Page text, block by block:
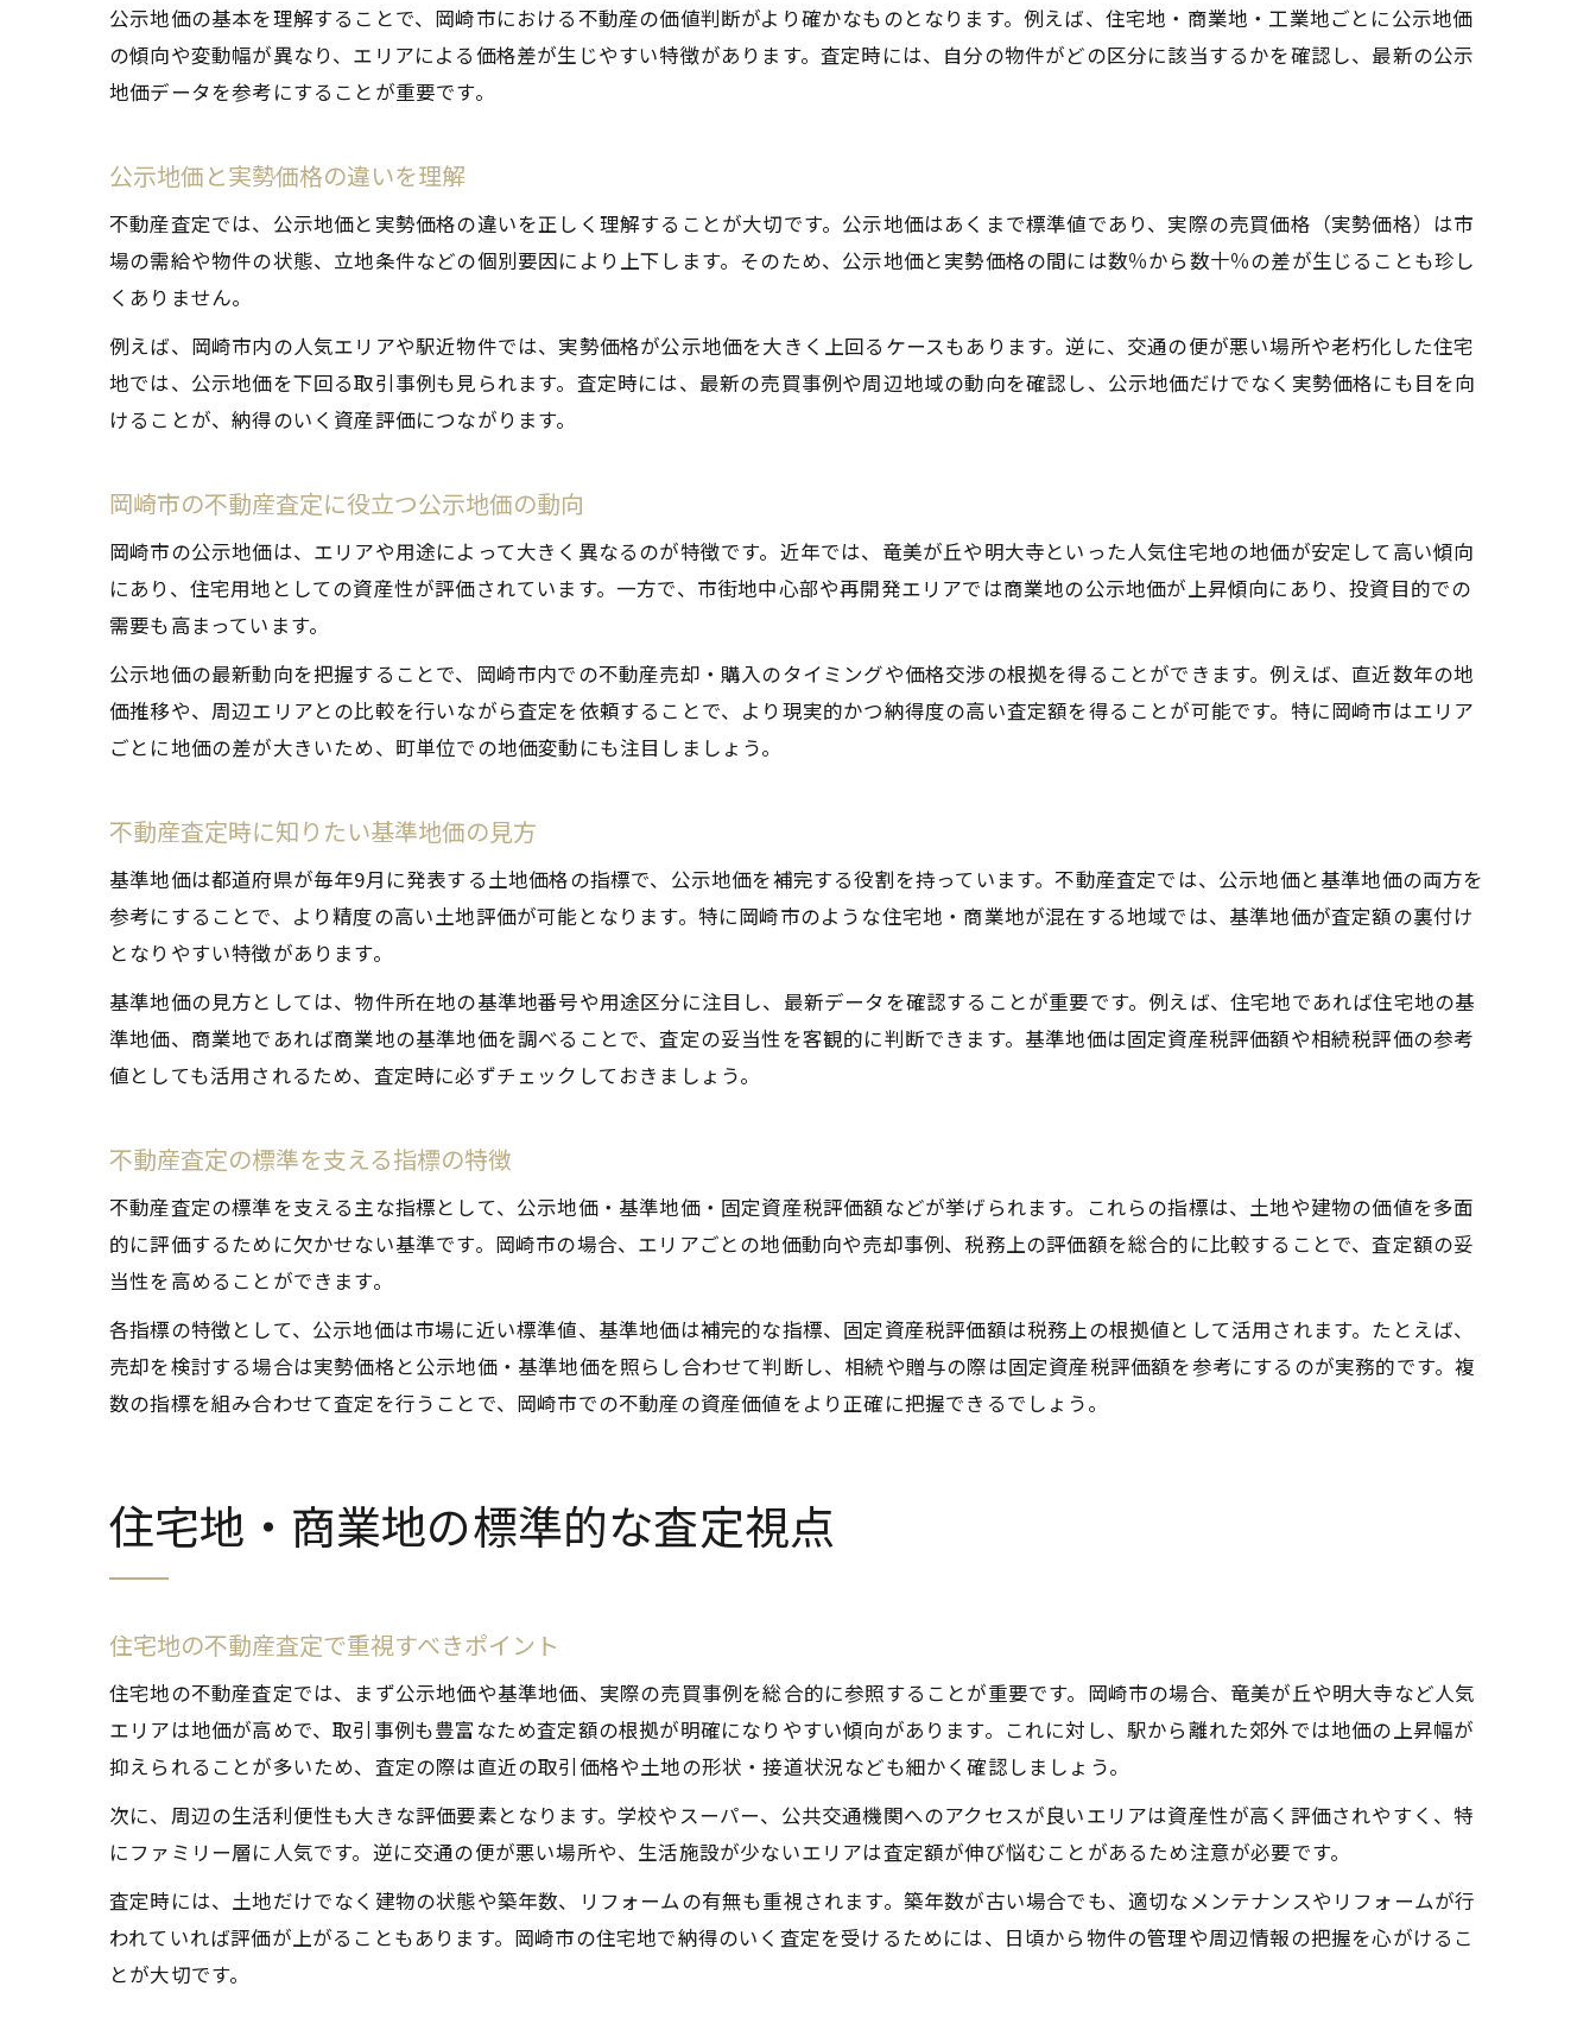
不動産査定で将来の資産価値を判断
実勢相場を参考にした不動産査定の流れ
不動産査定に欠かせない相場情報の集め方
査定時に評価される住宅の特徴を知る
不動産査定で好印象となるポイント解説
不動産査定で見落としがちな資産価値要素
岡崎市における不動産査定の最新傾向
岡崎市で注目される不動産査定の動向
実勢相場から読み解く岡崎市の査定傾向
岡崎市の不動産査定で重視される要因
公示地価の基本を理解することで、岡崎市における不動産の価値判断がより確かなものとなります。例えば、住宅地・商業地・工業地ごとに公示地価
の傾向や変動幅が異なり、エリアによる価格差が生じやすい特徴があります。査定時には、自分の物件がどの区分に該当するかを確認し、最新の公示
地価データを参考にすることが重要です。
公示地価と実勢価格の違いを理解
不動産査定では、公示地価と実勢価格の違いを正しく理解することが大切です。公示地価はあくまで標準値であり、実際の売買価格（実勢価格）は市
場の需給や物件の状態、立地条件などの個別要因により上下します。そのため、公示地価と実勢価格の間には数％から数十％の差が生じることも珍し
くありません。
例えば、岡崎市内の人気エリアや駅近物件では、実勢価格が公示地価を大きく上回るケースもあります。逆に、交通の便が悪い場所や老朽化した住宅
地では、公示地価を下回る取引事例も見られます。査定時には、最新の売買事例や周辺地域の動向を確認し、公示地価だけでなく実勢価格にも目を向
けることが、納得のいく資産評価につながります。
岡崎市の不動産査定に役立つ公示地価の動向
岡崎市の公示地価は、エリアや用途によって大きく異なるのが特徴です。近年では、竜美が丘や明大寺といった人気住宅地の地価が安定して高い傾向
にあり、住宅用地としての資産性が評価されています。一方で、市街地中心部や再開発エリアでは商業地の公示地価が上昇傾向にあり、投資目的での
需要も高まっています。
公示地価の最新動向を把握することで、岡崎市内での不動産売却・購入のタイミングや価格交渉の根拠を得ることができます。例えば、直近数年の地
価推移や、周辺エリアとの比較を行いながら査定を依頼することで、より現実的かつ納得度の高い査定額を得ることが可能です。特に岡崎市はエリア
ごとに地価の差が大きいため、町単位での地価変動にも注目しましょう。
不動産査定時に知りたい基準地価の見方
基準地価は都道府県が毎年9月に発表する土地価格の指標で、公示地価を補完する役割を持っています。不動産査定では、公示地価と基準地価の両方を
参考にすることで、より精度の高い土地評価が可能となります。特に岡崎市のような住宅地・商業地が混在する地域では、基準地価が査定額の裏付け
となりやすい特徴があります。
基準地価の見方としては、物件所在地の基準地番号や用途区分に注目し、最新データを確認することが重要です。例えば、住宅地であれば住宅地の基
準地価、商業地であれば商業地の基準地価を調べることで、査定の妥当性を客観的に判断できます。基準地価は固定資産税評価額や相続税評価の参考
値としても活用されるため、査定時に必ずチェックしておきましょう。
不動産査定の標準を支える指標の特徴
不動産査定の標準を支える主な指標として、公示地価・基準地価・固定資産税評価額などが挙げられます。これらの指標は、土地や建物の価値を多面
的に評価するために欠かせない基準です。岡崎市の場合、エリアごとの地価動向や売却事例、税務上の評価額を総合的に比較することで、査定額の妥
当性を高めることができます。
各指標の特徴として、公示地価は市場に近い標準値、基準地価は補完的な指標、固定資産税評価額は税務上の根拠値として活用されます。たとえば、
売却を検討する場合は実勢価格と公示地価・基準地価を照らし合わせて判断し、相続や贈与の際は固定資産税評価額を参考にするのが実務的です。複
数の指標を組み合わせて査定を行うことで、岡崎市での不動産の資産価値をより正確に把握できるでしょう。
住宅地・商業地の標準的な査定視点
住宅地の不動産査定で重視すべきポイント
住宅地の不動産査定では、まず公示地価や基準地価、実際の売買事例を総合的に参照することが重要です。岡崎市の場合、竜美が丘や明大寺など人気
エリアは地価が高めで、取引事例も豊富なため査定額の根拠が明確になりやすい傾向があります。これに対し、駅から離れた郊外では地価の上昇幅が
抑えられることが多いため、査定の際は直近の取引価格や土地の形状・接道状況なども細かく確認しましょう。
次に、周辺の生活利便性も大きな評価要素となります。学校やスーパー、公共交通機関へのアクセスが良いエリアは資産性が高く評価されやすく、特
にファミリー層に人気です。逆に交通の便が悪い場所や、生活施設が少ないエリアは査定額が伸び悩むことがあるため注意が必要です。
査定時には、土地だけでなく建物の状態や築年数、リフォームの有無も重視されます。築年数が古い場合でも、適切なメンテナンスやリフォームが行
われていれば評価が上がることもあります。岡崎市の住宅地で納得のいく査定を受けるためには、日頃から物件の管理や周辺情報の把握を心がけるこ
とが大切です。